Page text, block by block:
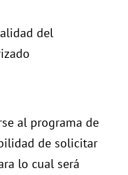
del
al programa de
de solicitar
lo cual será